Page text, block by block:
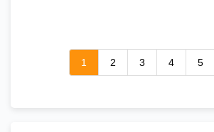
1 2 3 4 5